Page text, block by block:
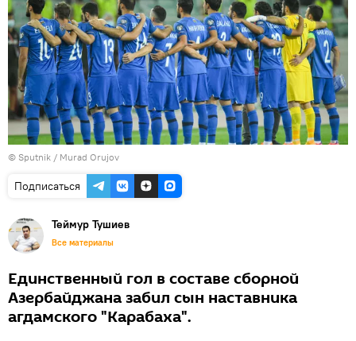
© Sputnik / Murad Orujov
Подписаться
Теймур Тушиев
Все материалы
Единственный гол в составе сборной
Азербайджана забил сын наставника
агдамского "Карабаха".